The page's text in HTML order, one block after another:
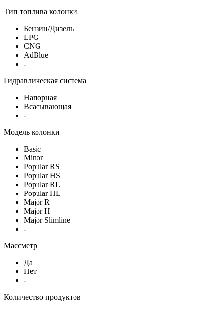
Тип топлива колонки
Бензин/Дизель
LPG
CNG
AdBlue
-
Гидравлическая система
Напорная
Всасывающая
-
Модель колонки
Basic
Minor
Popular RS
Popular HS
Popular RL
Popular HL
Major R
Major H
Major Slimline
-
Массметр
Да
Нет
-
Количество продуктов